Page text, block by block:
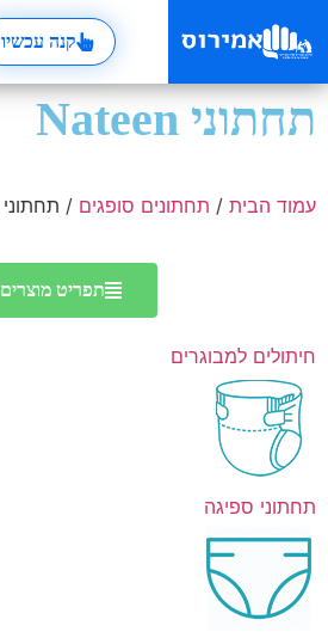
קנה עכשיו
תחתוני Nateen
עמוד הבית / תחתונים סופגים / תחתוני Nateen
תפריט מוצרים
חיתולים למבוגרים
תחתוני ספיגה